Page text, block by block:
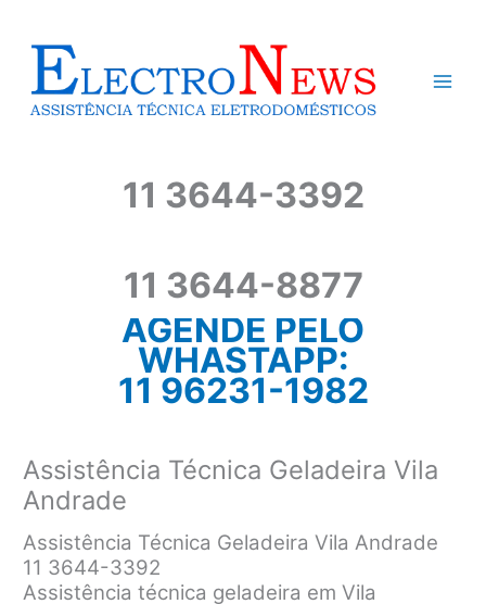
conteúdo
11 3644-3392
11 3644-8877
AGENDE PELO
WHASTAPP:
11 96231-1982
Assistência Técnica Geladeira Vila
Andrade
Assistência Técnica Geladeira Vila Andrade
11 3644-3392
Assistência técnica geladeira em Vila